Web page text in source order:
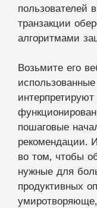
пользователей
транзакции
алгоритмами
Возьмите его
пошаговые
рекомендации.
во том, чтобы
нужные для
продуктивных
умиротворяюще,